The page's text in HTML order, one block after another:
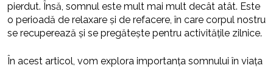
pierdut. Însă, somnul este mult mai mult decât atât. Este
o perioadă de relaxare și de refacere, în care corpul nostru
se recuperează și se pregătește pentru activitățile zilnice.
În acest articol, vom explora importanța somnului în viața